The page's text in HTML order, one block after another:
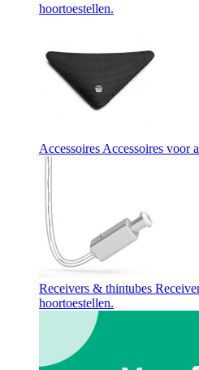
hoortoestellen.
Accessoires Accessoires voor
Receivers & thintubes
hoortoestellen.